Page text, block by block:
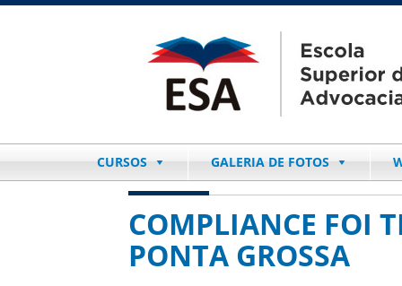
CURSOS GALERIA DE FOTOS
COMPLIANCE FOI
PONTA GROSSA